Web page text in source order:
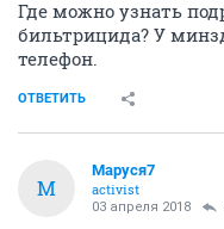
Где можно узнать
бильтрицида? У
телефон.
ОТВЕТИТЬ
М
Маруся7
activist
03 апреля 2018